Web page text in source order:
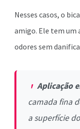
Nesses casos, o
amigo. Ele tem um
odores sem
Aplicação
camada fina
a superfície